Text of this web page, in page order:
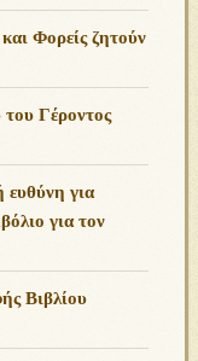
Φορείς ζητούν
Γέροντος
για
για τον
Βιβλίου